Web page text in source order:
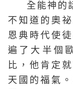
全能神的
不知道的奧
恩典時代使
遍了大半個
比，他肯定
天國的福氣